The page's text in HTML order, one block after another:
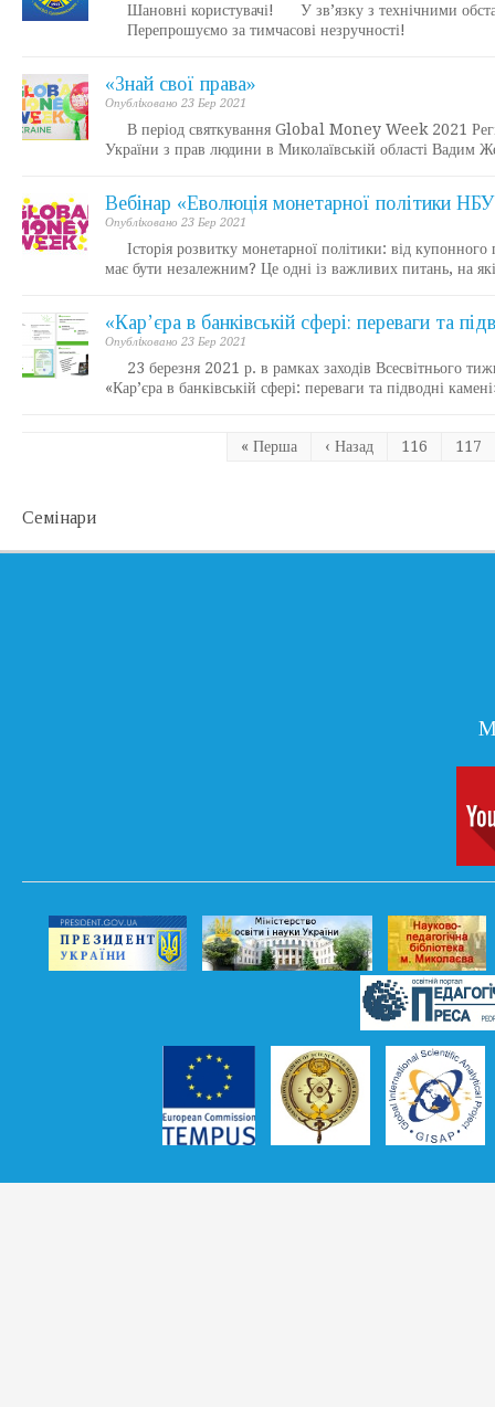
Шановні користувачі! У зв’язку з технічними
Перепрошуємо за тимчасові незручності!
«Знай свої права»
Опублiковано 23 Бер 2021
В період святкування Global Money Week 2021
України з прав людини в Миколаївській області Вадим
Вебінар «Еволюція монетарної політики
Опублiковано 23 Бер 2021
Історія розвитку монетарної політики: від
має бути незалежним? Це одні із важливих питань, на
«Кар’єра в банківській сфері: переваги та
Опублiковано 23 Бер 2021
23 березня 2021 р. в рамках заходів Всесвітнього
«Кар’єра в банківській сфері: переваги та підводні
« Перша ‹ Назад 116 117
Семiнари